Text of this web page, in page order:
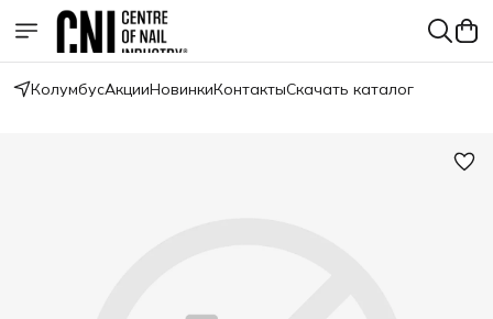
КолумбусАкцииНовинкиКонтактыСкачать каталог